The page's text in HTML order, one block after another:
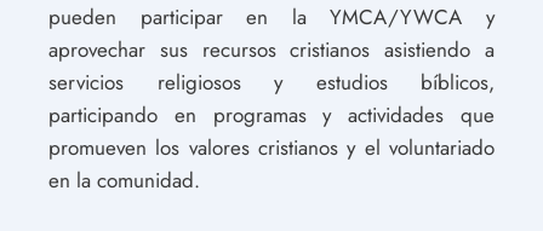
pueden participar en la YMCA/YWCA y
aprovechar sus recursos cristianos asistiendo a
servicios religiosos y estudios bíblicos,
participando en programas y actividades que
promueven los valores cristianos y el voluntariado
en la comunidad.